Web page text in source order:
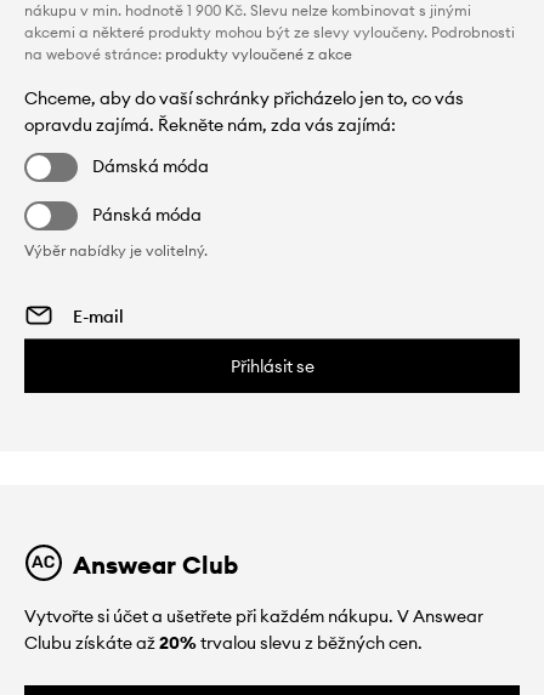
nákupu v min. hodnotě 1 900 Kč. Slevu nelze kombinovat s jinými
akcemi a některé produkty mohou být ze slevy vyloučeny. Podrobnosti
na webové stránce: produkty vyloučené z akce
Chceme, aby do vaší schránky přicházelo jen to, co vás
opravdu zajímá. Řekněte nám, zda vás zajímá:
Dámská móda
Pánská móda
Výběr nabídky je volitelný.
Přihlásit se
Answear Club
Vytvořte si účet a ušetřete při každém nákupu. V Answear
Clubu získáte až20%trvalou slevu z běžných cen.